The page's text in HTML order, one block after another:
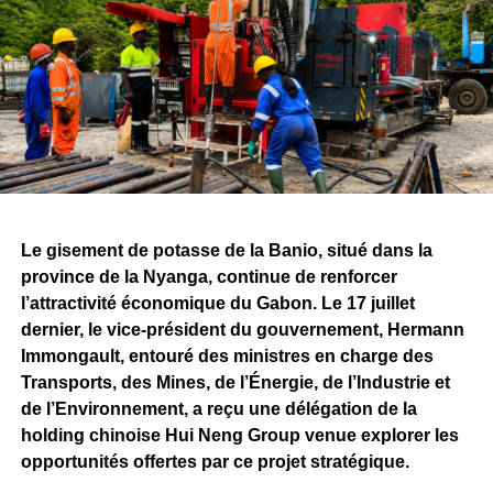
Gabonais sont aujourd’hui directement impliqués
dans le projet, témoignant de la volonté affichée
d’associer les compétences nationales au
développement de Belinga.
Ces réalisations s’inscrivent dans la continuité de la
convention minière signée entre l’État gabonais et
Fortescue, qui prévoit, à terme, des investissements de
milliers d’emplois directs et indirects.
Si les attentes demeurent importantes autour du
lancement effectif de l’exploitation minière, le bilan
présenté par Fortescue rappelle qu’avant de devenir une
mine, Belinga se construit progressivement. Les
investissements consentis, les infrastructures déployées
et les travaux techniques engagés constituent autant
d’étapes qui permettront de déterminer le rythme et
l’ampleur des prochaines phases de ce projet stratégique
Le gisement de potasse de la Banio, situé dans la
province de la Nyanga, continue de renforcer
l’attractivité économique du Gabon. Le 17 juillet
dernier, le vice-président du gouvernement, Hermann
Immongault, entouré des ministres en charge des
Transports, des Mines, de l’Énergie, de l’Industrie et
de l’Environnement, a reçu une délégation de la
holding chinoise Hui Neng Group venue explorer les
opportunités offertes par ce projet stratégique.